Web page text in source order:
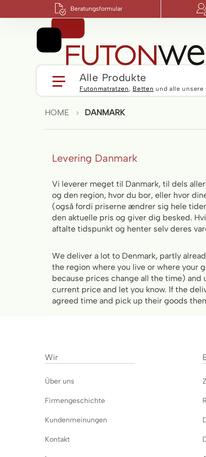
Beratungsformular
Alle Produkte
Futonmatratzen , Betten und alle unsere
HOME DANMARK
Levering Danmark
Vi leverer meget til Danmark, til dels
og den region, hvor du bor, eller hvor
(også fordi priserne ændrer sig hele
den aktuelle pris og giver dig besked.
aftalte tidspunkt og henter selv deres
We deliver a lot to Denmark, partly
the region where you live or where your
because prices change all the time)
current price and let you know. If the
agreed time and pick up their goods
Wir
Über uns
Firmengeschichte
Kundenmeinungen
Kontakt